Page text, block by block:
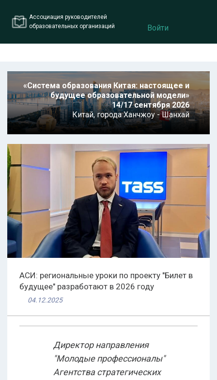
Ассоциация руководителей
образовательных организаций
Войти
«Система образования Китая: настоящее и
будущее образовательной модели»
14/17 сентября 2026
Китай,города Ханчжоу - Шанхай
АСИ: региональные уроки по проекту "Билет в
будущее" разработают в 2026 году
04.12.2025
Директор направления
"Молодые профессионалы"
Агентства стратегических